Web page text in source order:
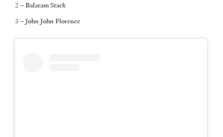
2 – Balaram Stack
3 – John John Florence